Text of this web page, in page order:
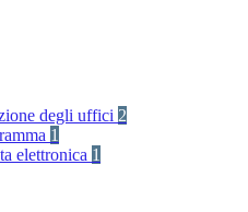
degli uffici 2
1
elettronica 1